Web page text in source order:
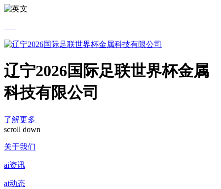
辽宁2026国际足联世界杯金属
科技有限公司
了解更多
scroll down
关于我们
ai资讯
ai动态